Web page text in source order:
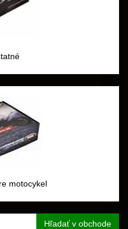
motocykel
Hľadať v obchode